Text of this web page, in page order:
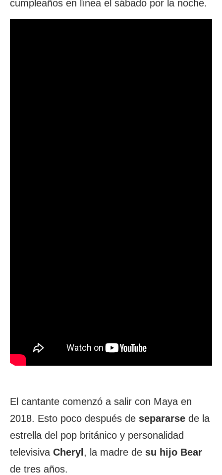
cumpleaños en línea el sábado por la noche.
El cantante comenzó a salir con Maya en
2018. Esto poco después de separarse de la
estrella del pop británico y personalidad
televisiva Cheryl , la madre de su hijo Bear
de tres años.